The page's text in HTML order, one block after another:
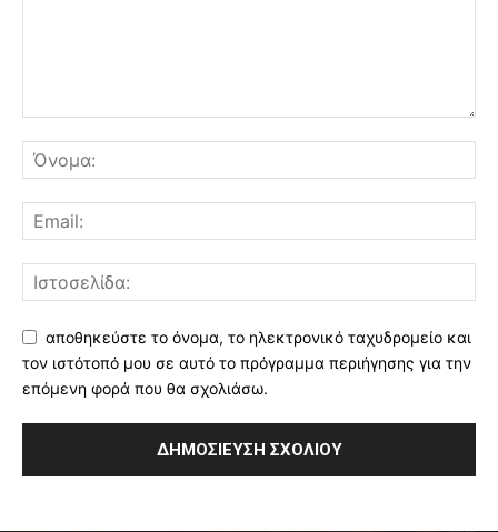
αποθηκεύστε το όνομα, το ηλεκτρονικό ταχυδρομείο και
τον ιστότοπό μου σε αυτό το πρόγραμμα περιήγησης για την
επόμενη φορά που θα σχολιάσω.